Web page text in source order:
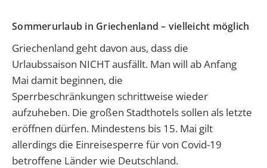
Sommerurlaub in Griechenland – vielleicht möglich
Griechenland geht davon aus, dass die
Urlaubssaison NICHT ausfällt. Man will ab Anfang
Mai damit beginnen, die
Sperrbeschränkungen schrittweise wieder
aufzuheben. Die großen Stadthotels sollen als letzte
eröffnen dürfen. Mindestens bis 15. Mai gilt
allerdings die Einreisesperre für von Covid-19
betroffene Länder wie Deutschland.